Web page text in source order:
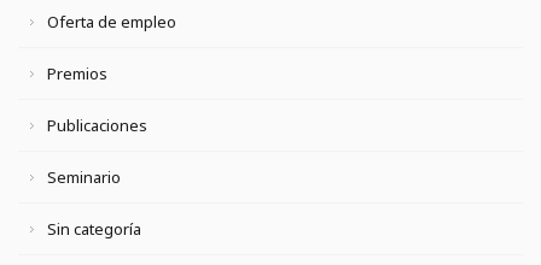
Oferta de empleo
Premios
Publicaciones
Seminario
Sin categoría